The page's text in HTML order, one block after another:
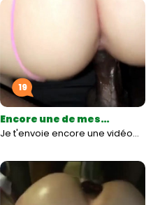
19
Encore une de mes…
Je t'envoie encore une vidéo…